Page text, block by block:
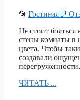
📂 Гостиная💬
Не стоит бояться
стены комнаты в
цвета. Чтобы
создавали
ЧИТАТЬ ...